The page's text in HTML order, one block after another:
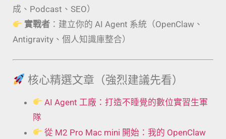
成、Podcast、SEO）
實戰者 ：建立你的 AI Agent 系統（OpenClaw、
Antigravity、個人知識庫整合）
核心精選文章（強烈建議先看）
AI Agent 工廠：打造不睡覺的數位實習生軍
隊
從 M2 Pro Mac mini 開始：我的 OpenClaw